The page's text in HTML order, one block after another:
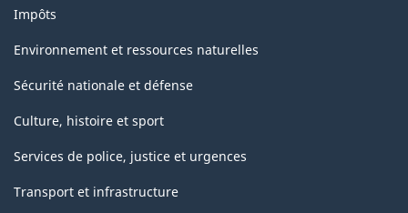
Impôts
Environnement et ressources naturelles
Sécurité nationale et défense
Culture, histoire et sport
Services de police, justice et urgences
Transport et infrastructure